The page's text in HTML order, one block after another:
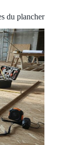
du plancher